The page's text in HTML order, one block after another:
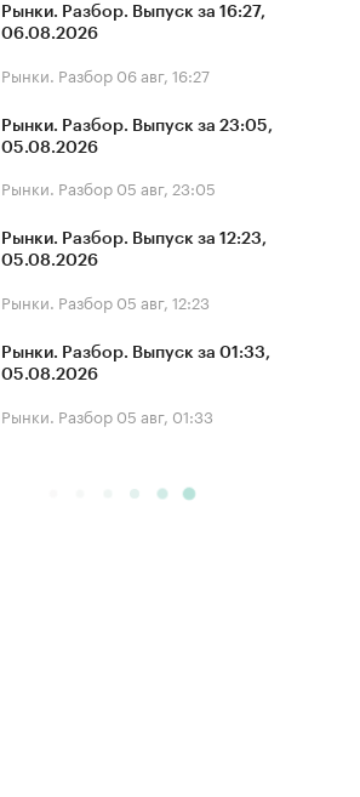
Рынки. Разбор. Выпуск за 16:27,
06.08.2026
Рынки. Разбор 06 авг, 16:27
Рынки. Разбор. Выпуск за 23:05,
05.08.2026
Рынки. Разбор 05 авг, 23:05
Рынки. Разбор. Выпуск за 12:23,
05.08.2026
Рынки. Разбор 05 авг, 12:23
Рынки. Разбор. Выпуск за 01:33,
05.08.2026
Рынки. Разбор 05 авг, 01:33